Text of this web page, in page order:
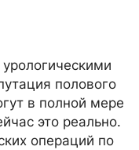
полового
в полной мере
это реально.
операций по